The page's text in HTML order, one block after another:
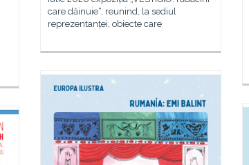
care dăinuie“, reunind, la sediul
reprezentanței, obiecte care